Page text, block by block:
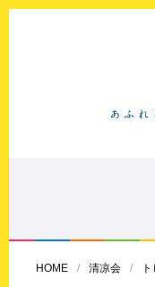
HOME 清凉会